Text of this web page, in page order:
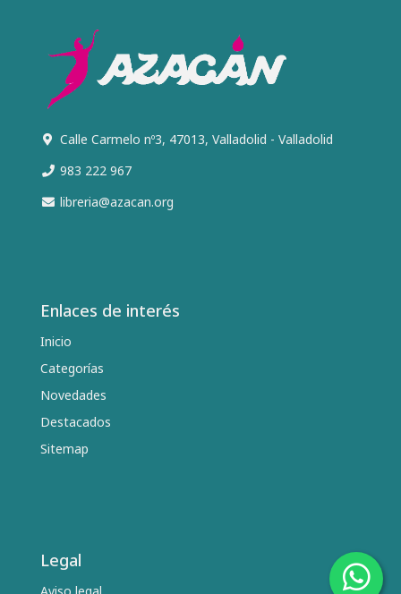
Calle Carmelo nº3, 47013, Valladolid - Valladolid
983 222 967
libreria@azacan.org
Enlaces de interés
Inicio
Categorías
Novedades
Destacados
Sitemap
Legal